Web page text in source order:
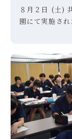
８月２日 (土)
園にて実施さ
始まり、アン